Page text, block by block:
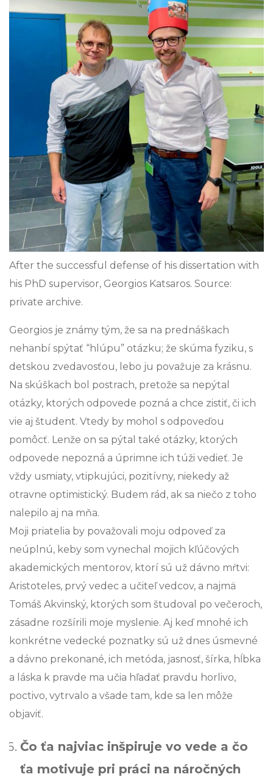
After the successful defense of his dissertation with
his PhD supervisor, Georgios Katsaros. Source:
private archive.
Georgios je známy tým, že sa na prednáškach
nehanbí spýtať “hlúpu” otázku; že skúma fyziku, s
detskou zvedavosťou, lebo ju považuje za krásnu.
Na skúškach bol postrach, pretože sa nepýtal
otázky, ktorých odpovede pozná a chce zistiť, či ich
vie aj študent. Vtedy by mohol s odpoveďou
pomôcť. Lenže on sa pýtal také otázky, ktorých
odpovede nepozná a úprimne ich túži vedieť. Je
vždy usmiaty, vtipkujúci, pozitívny, niekedy až
otravne optimistický. Budem rád, ak sa niečo z toho
nalepilo aj na mňa.
Moji priatelia by považovali moju odpoveď za
neúplnú, keby som vynechal mojich kľúčových
akademických mentorov, ktorí sú už dávno mŕtvi:
Aristoteles, prvý vedec a učiteľ vedcov, a najmä
Tomáš Akvinský, ktorých som študoval po večeroch,
zásadne rozšírili moje myslenie. Aj keď mnohé ich
konkrétne vedecké poznatky sú už dnes úsmevné
a dávno prekonané, ich metóda, jasnosť, šírka, hĺbka
a láska k pravde ma učia hľadať pravdu horlivo,
poctivo, vytrvalo a všade tam, kde sa len môže
objaviť.
Čo ťa najviac inšpiruje vo vede a čo
ťa motivuje pri práci na náročných